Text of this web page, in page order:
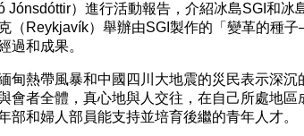
Jónsdóttir）進行活動報告，介紹冰島SGI和冰
（Reykjavík）舉辦由SGI製作的「變革的種
過和成果。
熱帶風暴和中國四川大地震的災民表示深沉
會者全體，真心地與人交往，在自己所處地區
部和婦人部員能支持並培育後繼的青年人才。